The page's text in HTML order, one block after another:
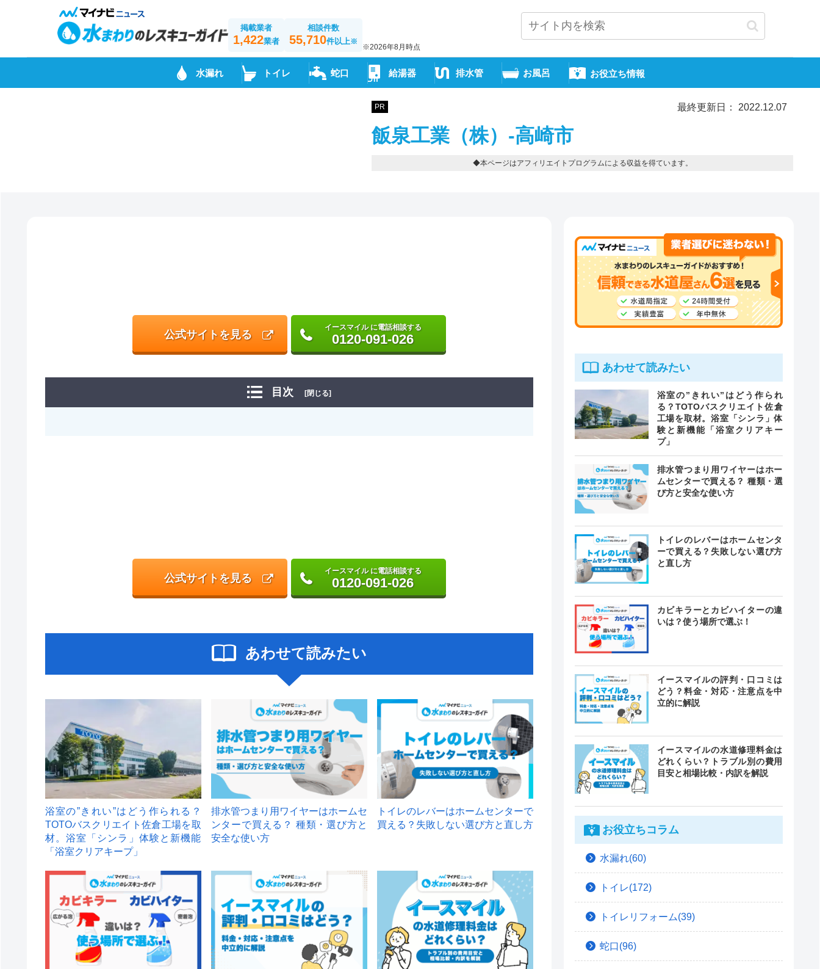
掲載業者
1,422業者
相談件数
55,710件以上※
※2026年8月時点
水漏れ トイレ 蛇口 給湯器 排水管 お風呂 お役立ち情報
PR 最終更新日： 2022.12.07
飯泉工業（株）-高崎市
◆本ページはアフィリエイトプログラムによる収益を得ています。
公式サイトを見る
イースマイル に電話相談する
0120-091-026
目次 [閉じる]
公式サイトを見る
イースマイル に電話相談する
0120-091-026
あわせて読みたい
浴室の”きれい”はどう作られる？
TOTOバスクリエイト佐倉工場を取
材。浴室「シンラ」体験と新機能
「浴室クリアキープ」
排水管つまり用ワイヤーはホームセ
ンターで買える？ 種類・選び方と
安全な使い方
トイレのレバーはホームセンターで
買える？失敗しない選び方と直し方
あわせて読みたい
浴室の”きれい”はどう作られ
る？TOTOバスクリエイト佐倉
工場を取材。浴室「シンラ」体
験と新機能「浴室クリアキー
プ」
排水管つまり用ワイヤーはホー
ムセンターで買える？ 種類・選
び方と安全な使い方
トイレのレバーはホームセンタ
ーで買える？失敗しない選び方
と直し方
カビキラーとカビハイターの違
いは？使う場所で選ぶ！
イースマイルの評判・口コミは
どう？料金・対応・注意点を中
立的に解説
イースマイルの水道修理料金は
どれくらい？トラブル別の費用
目安と相場比較・内訳を解説
お役立ちコラム
水漏れ(60)
トイレ(172)
トイレリフォーム(39)
蛇口(96)